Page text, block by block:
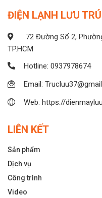
ĐIỆN LẠNH LƯU
72 Đường Số 2,
TP.HCM
Hotline: 0937978674
Email:
Web: https://
LIÊN KẾT
Sản phẩm
Dịch vụ
Công trình
Video